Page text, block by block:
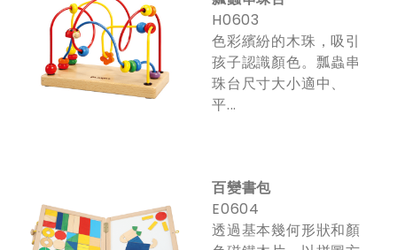
H0603
色彩繽紛的木珠，吸引
孩子認識顏色。瓢蟲串
珠台尺寸大小適中、
平...
百變書包
E0604
透過基本幾何形狀和顏